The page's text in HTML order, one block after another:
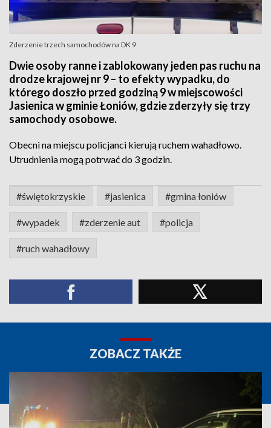
Zderzenie trzech samochodów na DK 9
Dwie osoby ranne i zablokowany jeden pas ruchu na
drodze krajowej nr 9 – to efekty wypadku, do
którego doszło przed godziną 9 w miejscowości
Jasienica w gminie Łoniów, gdzie zderzyły się trzy
samochody osobowe.
Obecni na miejscu policjanci kierują ruchem wahadłowo.
Utrudnienia mogą potrwać do 3 godzin.
#świętokrzyskie #jasienica #gmina łoniów
#wypadek #zderzenie aut #policja
#ruch wahadłowy
ZOBACZ TAKŻE